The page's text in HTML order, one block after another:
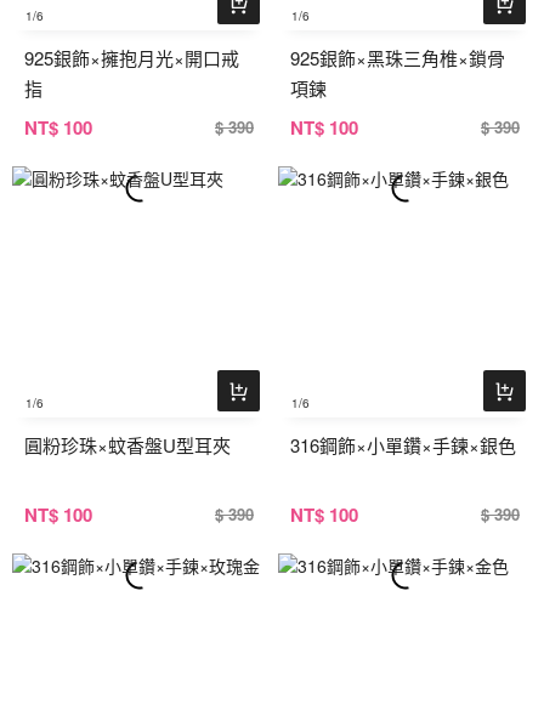
1/6
925銀飾×擁抱月光×開口戒
指
NT$ 100 $ 390
1/6
925銀飾×黑珠三角椎×鎖骨
項鍊
NT$ 100 $ 390
1/6
圓粉珍珠×蚊香盤U型耳夾
NT$ 100 $ 390
1/6
316鋼飾×小單鑽×手鍊×銀色
NT$ 100 $ 390